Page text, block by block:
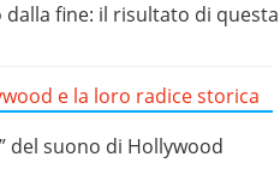
dalla fine: il risultato di questa
e la loro radice storica
del suono di Hollywood